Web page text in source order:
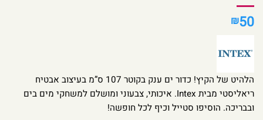
₪50
הלהיט של הקיץ! כדור ים ענק בקוטר 107 ס”מ בעיצוב אבטיח
ריאליסטי מבית Intex. איכותי, צבעוני ומושלם למשחקי מים בים
ובבריכה. הוסיפו סטייל וכיף לכל חופשה!